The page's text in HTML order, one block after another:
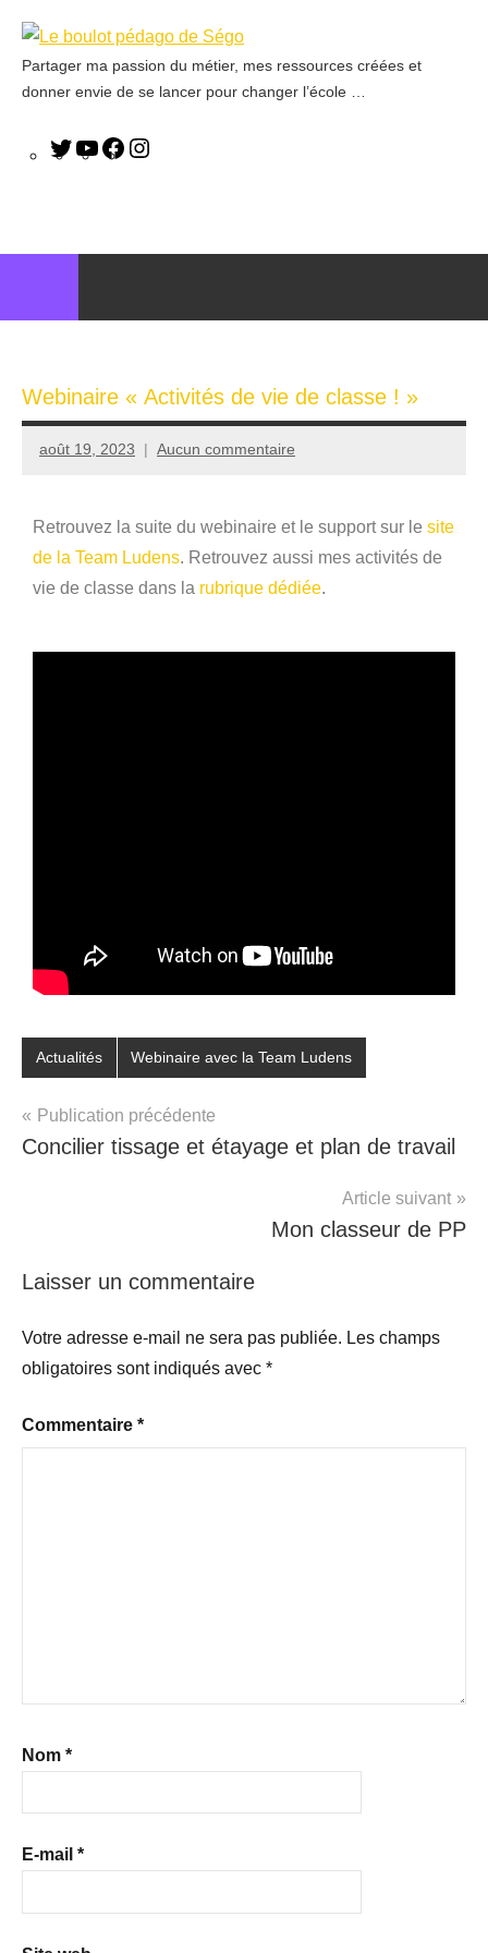
Le
boulot
Partager ma passion du métier, mes ressources créées et
donner envie de se lancer pour changer l’école …
Webinaire « Activités de vie de classe ! »
août 19, 2023
Seg0_La_Vraie
Aucun commentaire
Retrouvez la suite du webinaire et le support sur le site
de la Team Ludens. Retrouvez aussi mes activités de
vie de classe dans la rubrique dédiée.
Actualités Webinaire avec la Team Ludens
Publication précédente
Concilier tissage et étayage et plan de travail
Article suivant
Mon classeur de PP
Laisser un commentaire
Votre adresse e-mail ne sera pas publiée. Les champs
obligatoires sont indiqués avec *
Commentaire *
Nom *
E-mail *